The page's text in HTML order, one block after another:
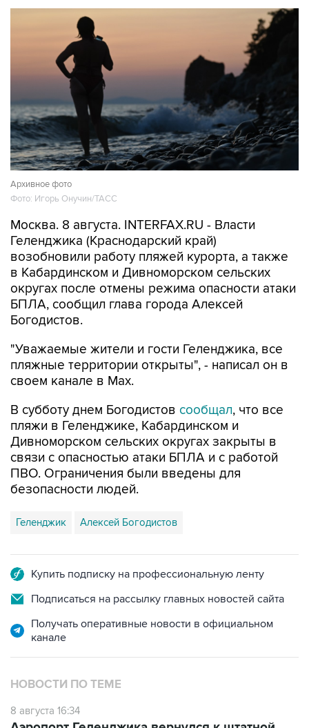
Архивное фото
Фото: Игорь Онучин/ТАСС
Москва. 8 августа. INTERFAX.RU - Власти
Геленджика (Краснодарский край)
возобновили работу пляжей курорта, а также
в Кабардинском и Дивноморском сельских
округах после отмены режима опасности атаки
БПЛА, сообщил глава города Алексей
Богодистов.
"Уважаемые жители и гости Геленджика, все
пляжные территории открыты", - написал он в
своем канале в Max.
В субботу днем Богодистов сообщал, что все
пляжи в Геленджике, Кабардинском и
Дивноморском сельских округах закрыты в
связи с опасностью атаки БПЛА и с работой
ПВО. Ограничения были введены для
безопасности людей.
Геленджик Алексей Богодистов
Купить подписку на профессиональную ленту
Подписаться на рассылку главных новостей сайта
Получать оперативные новости в официальном
канале
НОВОСТИ ПО ТЕМЕ
8 августа 16:34